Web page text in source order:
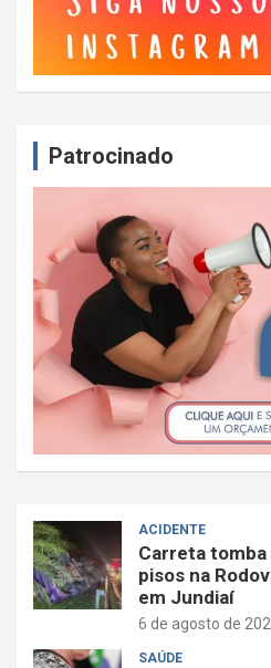
Patrocinado
ACIDENTE
Carreta tomba
pisos na
em Jundiaí
6 de agosto de
SAÚDE